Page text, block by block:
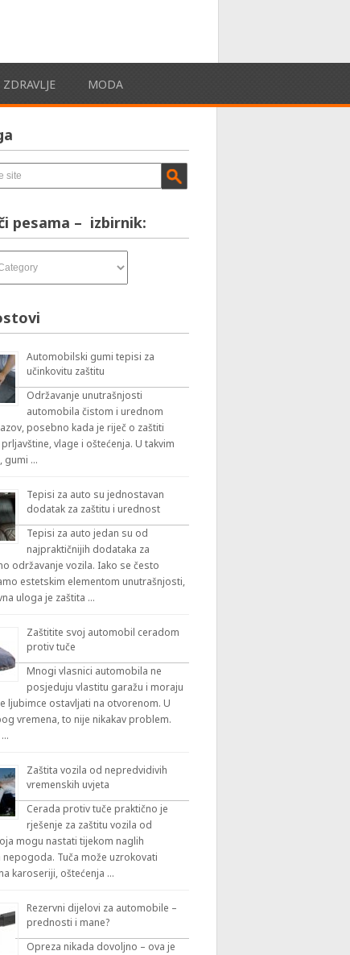
ZDRAVLJE MODA
pesama – izbirnik:
Automobilski gumi tepisi za
učinkovitu zaštitu
Održavanje unutrašnjosti
automobila čistom i urednom
posebno kada je riječ o zaštiti
vlage i oštećenja. U takvim
gumi …
Tepisi za auto su jednostavan
dodatak za zaštitu i urednost
Tepisi za auto jedan su od
najpraktičnijih dodataka za
održavanje vozila. Iako se često
estetskim elementom unutrašnjosti,
uloga je zaštita …
Zaštitite svoj automobil ceradom
protiv tuče
Mnogi vlasnici automobila ne
posjeduju vlastitu garažu i moraju
ljubimce ostavljati na otvorenom. U
vremena, to nije nikakav problem.
…
Zaštita vozila od nepredvidivih
vremenskih uvjeta
Cerada protiv tuče praktično je
rješenje za zaštitu vozila od
mogu nastati tijekom naglih
nepogoda. Tuča može uzrokovati
karoseriji, oštećenja …
Rezervni dijelovi za automobile –
prednosti i mane?
Opreza nikada dovoljno – ova je